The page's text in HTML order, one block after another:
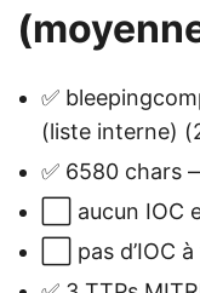
✅
(liste interne)
✅ 6580 chars
⬜ aucun IOC
⬜ pas d’IOC